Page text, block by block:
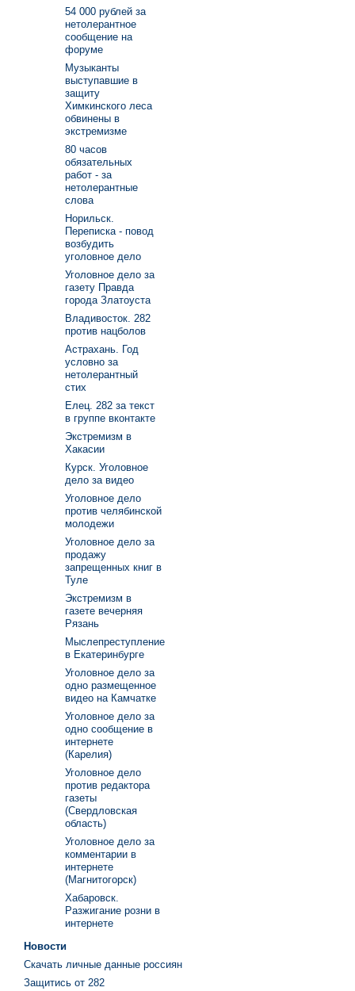
54 000 рублей за
нетолерантное
сообщение на
форуме
Музыканты
выступавшие в
защиту
Химкинского леса
обвинены в
экстремизме
80 часов
обязательных
работ - за
нетолерантные
слова
Норильск.
Переписка - повод
возбудить
уголовное дело
Уголовное дело за
газету Правда
города Златоуста
Владивосток. 282
против нацболов
Астрахань. Год
условно за
нетолерантный
стих
Елец. 282 за текст
в группе вконтакте
Экстремизм в
Хакасии
Курск. Уголовное
дело за видео
Уголовное дело
против челябинской
молодежи
Уголовное дело за
продажу
запрещенных книг в
Туле
Экстремизм в
газете вечерняя
Рязань
Мыслепреступление
в Екатеринбурге
Уголовное дело за
одно размещенное
видео на Камчатке
Уголовное дело за
одно сообщение в
интернете
(Карелия)
Уголовное дело
против редактора
газеты
(Свердловская
область)
Уголовное дело за
комментарии в
интернете
(Магнитогорск)
Хабаровск.
Разжигание розни в
интернете
Новости
Скачать личные данные россиян
Защитись от 282